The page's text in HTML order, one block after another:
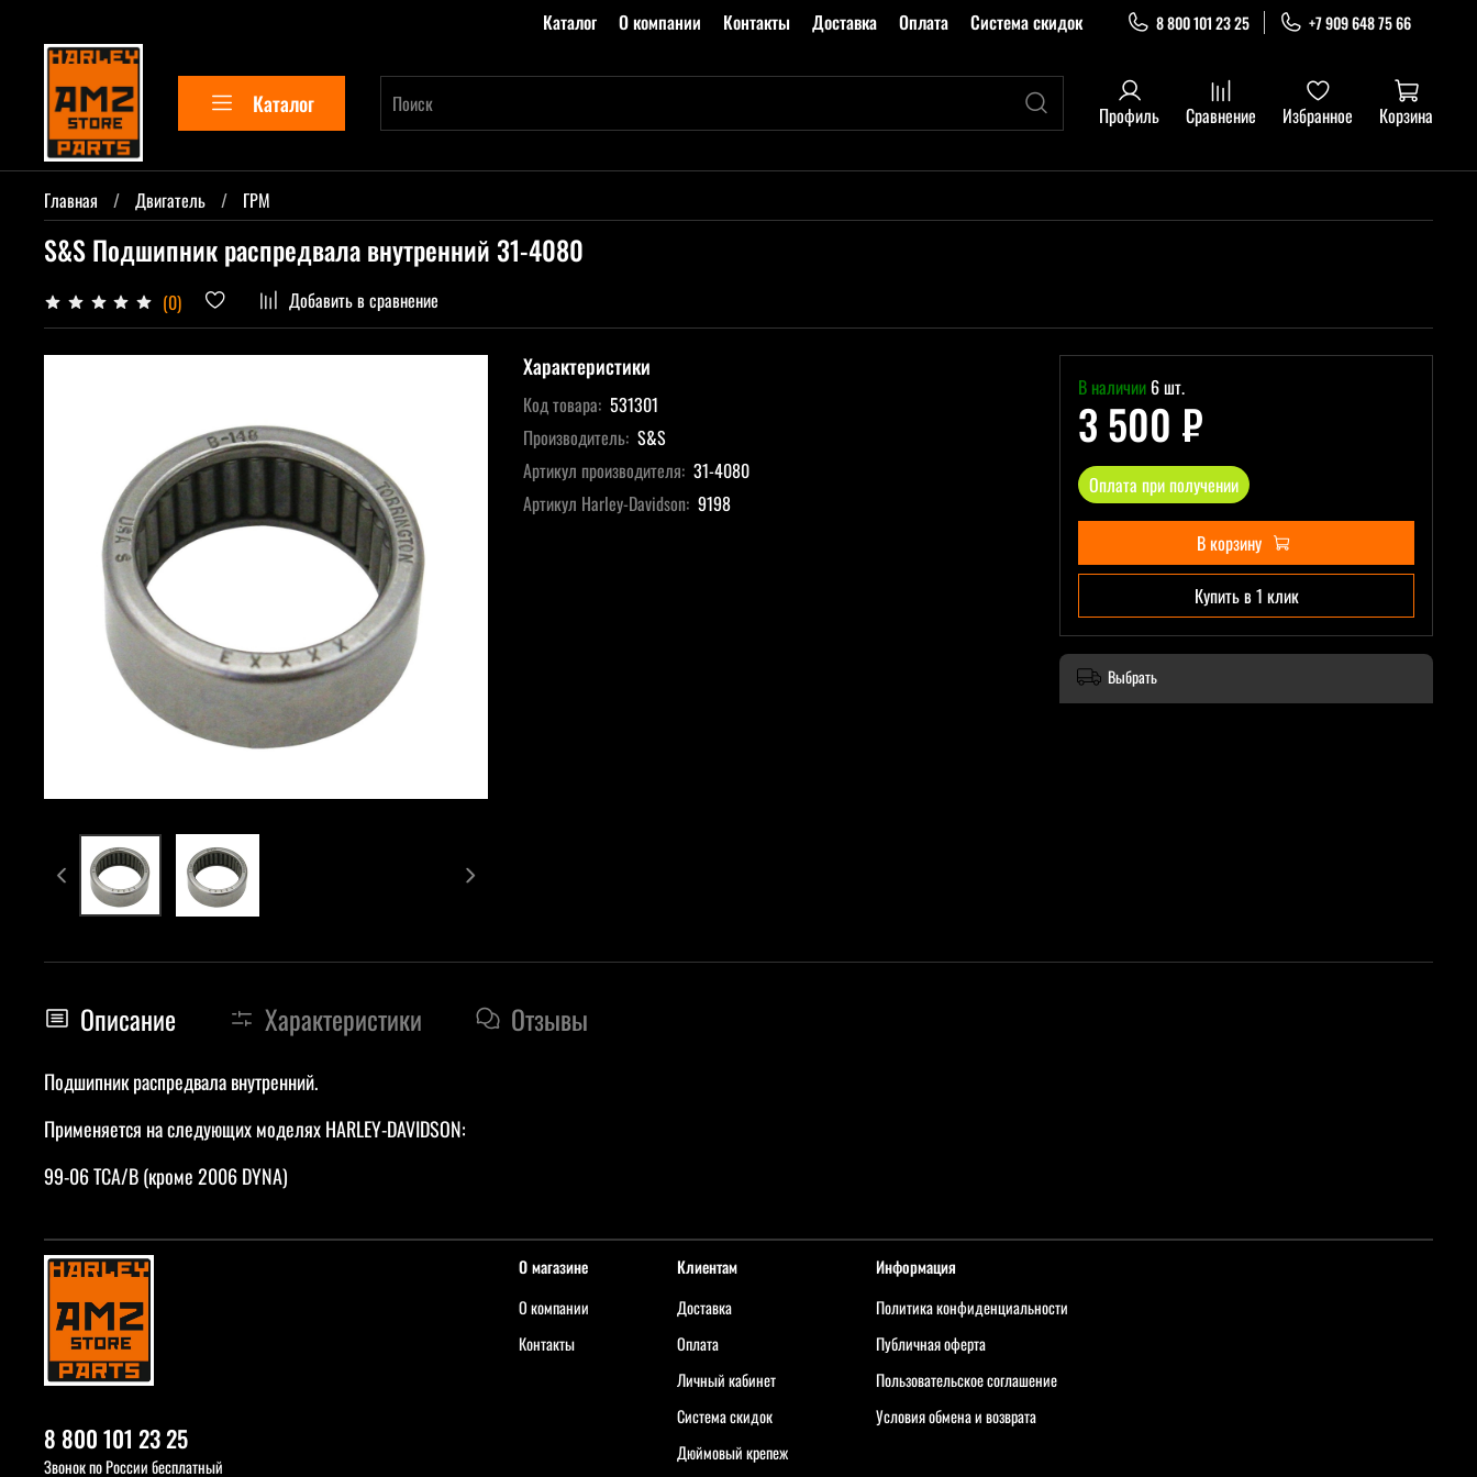
Каталог О компании Контакты Доставка Оплата Система скидок 8 800 101 23 25 +7 909 648 75 66
Каталог Профиль Сравнение Избранное Корзина
Главная Двигатель ГРМ
S&S Подшипник распредвала внутренний 31-4080
(0) Добавить в сравнение
Характеристики
Код товара: 531301
Производитель: S&S
Артикул производителя: 31-4080
Артикул Harley-Davidson: 9198
В наличии 6 шт.
3 500 ₽
Оплата при получении
В корзину
Купить в 1 клик
Выбрать
Описание Характеристики Отзывы
Подшипник распредвала внутренний.
Применяется на следующих моделях HARLEY-DAVIDSON:
99-06 TCA/B (кроме 2006 DYNA)
О магазине
О компании
Контакты
Клиентам
Доставка
Оплата
Личный кабинет
Система скидок
Дюймовый крепеж
Информация
Политика конфиденциальности
Публичная оферта
Пользовательское соглашение
Условия обмена и возврата
8 800 101 23 25
Звонок по России бесплатный